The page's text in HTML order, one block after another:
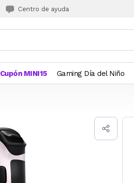
Centro de ayuda
Cupón MINI15 Gaming Día del Niño